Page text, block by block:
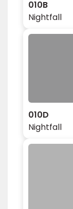
010B
Nightfall
010D
Nightfall